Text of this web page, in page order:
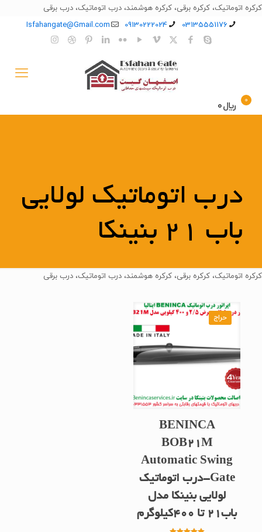
کرکره اتوماتیک، کرکره برقی، کرکره هوشمند، درب اتوماتیک، درب برقی
03135551176
09130222024
Isfahangate@Gmail.com
0 ﷼0
درب اتوماتیک لولایی
باب 21 بنینکا
کرکره اتوماتیک، کرکره برقی، کرکره هوشمند، درب اتوماتیک، درب برقی
حراج
BENINCA
BOB21M
Automatic Swing
Gate-درب اتوماتیک
لولایی بنینکا مدل
باب21 تا 400کیلوگرم